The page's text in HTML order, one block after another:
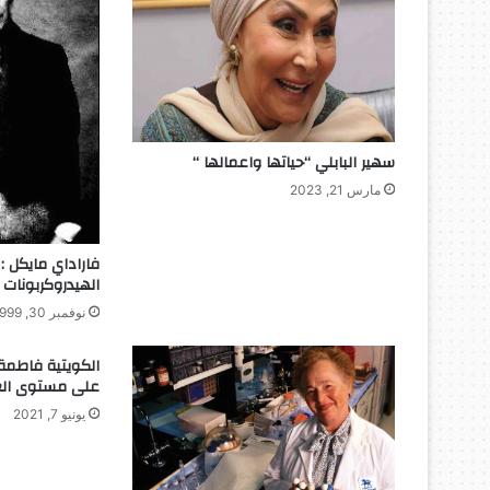
ا
ر
ي
خ
سهير البابلي “حياتها واعمالها “
مارس 21, 2023
فاراداي
الهيدروكربونات
نوفمبر 30, 1999
الكويتية
على مستوى
يونيو 7, 2021